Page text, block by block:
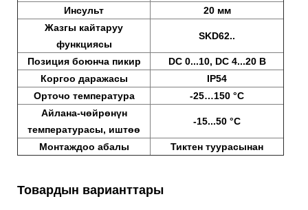
Инсульт
20 мм
Жазгы кайтаруу
функциясы
SKD62..
Позиция боюнча пикир
DC 0...10, DC 4...20 В
Коргоо даражасы
IP54
Орточо температура
-25…150 °C
Айлана-чөйрөнүн
температурасы, иштөө
-15...50 °C
Монтаждоо абалы Тиктен туурасынан
Товардын варианттары